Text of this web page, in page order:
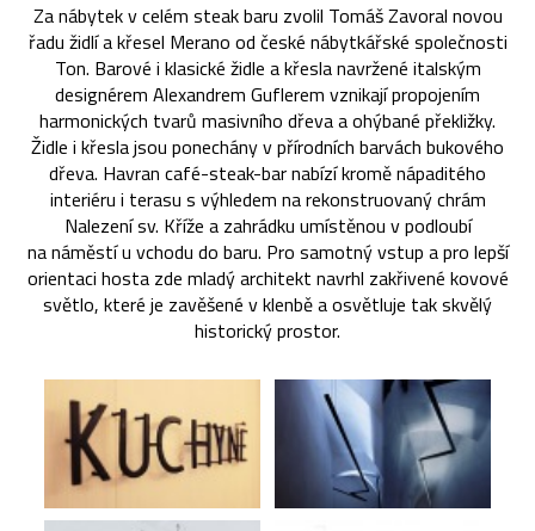
Za nábytek v celém steak baru zvolil Tomáš Zavoral novou
řadu židlí a křesel Merano od české nábytkářské společnosti
Ton. Barové i klasické židle a křesla navržené italským
designérem Alexandrem Guflerem vznikají propojením
harmonických tvarů masivního dřeva a ohýbané překližky.
Židle i křesla jsou ponechány v přírodních barvách bukového
dřeva. Havran café-steak-bar nabízí kromě nápaditého
interiéru i terasu s výhledem na rekonstruovaný chrám
Nalezení sv. Kříže a zahrádku umístěnou v podloubí
na náměstí u vchodu do baru. Pro samotný vstup a pro lepší
orientaci hosta zde mladý architekt navrhl zakřivené kovové
světlo, které je zavěšené v klenbě a osvětluje tak skvělý
historický prostor.